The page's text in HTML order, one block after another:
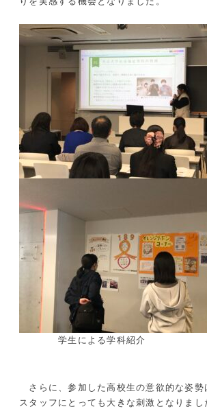
学生による学科紹介
さらに、参加した高校生の意欲的な姿勢
スタッフにとっても大きな刺激となりま